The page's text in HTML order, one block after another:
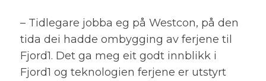
– Tidlegare jobba eg på Westcon, på den
tida dei hadde ombygging av ferjene til
Fjord1. Det ga meg eit godt innblikk i
Fjord1 og teknologien ferjene er utstyrt